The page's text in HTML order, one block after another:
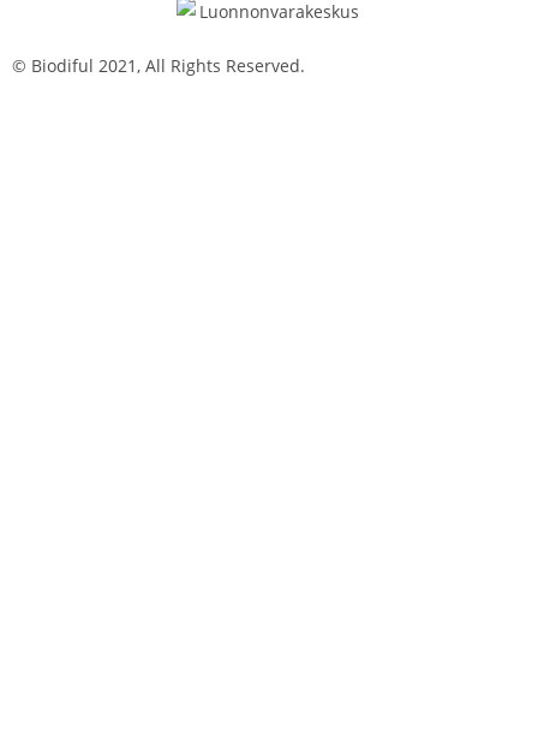
© Biodiful 2021, All Rights Reserved.